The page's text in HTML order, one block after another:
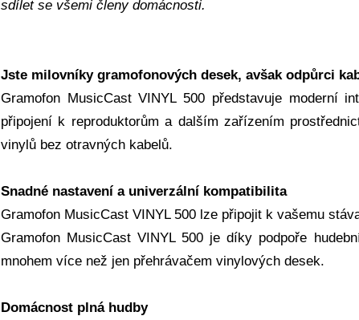
sdílet se všemi členy domácnosti.
Jste milovníky gramofonových desek, avšak odpůrci
Gramofon MusicCast VINYL 500 představuje moderní
připojení k reproduktorům a dalším zařízením
vinylů bez otravných kabelů.
Snadné nastavení a univerzální kompatibilita
Gramofon MusicCast VINYL 500 lze připojit k vašemu
Gramofon MusicCast VINYL 500 je díky podpoře
mnohem více než jen přehrávačem vinylových desek.
Domácnost plná hudby